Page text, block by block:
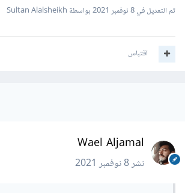
تم التعديل في8 نوفمبر 2021 بواسطة Sultan Alalsheikh
اقتباس
Wael Aljamal
نشر8 نوفمبر 2021